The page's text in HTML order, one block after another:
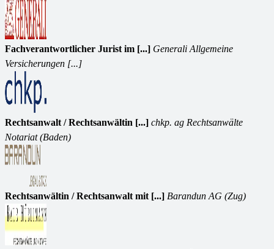
Fachverantwortlicher Jurist im [...] Generali Allgemeine
Versicherungen [...]
Rechtsanwalt / Rechtsanwältin [...] chkp. ag Rechtsanwälte
Notariat (Baden)
Rechtsanwältin / Rechtsanwalt mit [...] Barandun AG (Zug)